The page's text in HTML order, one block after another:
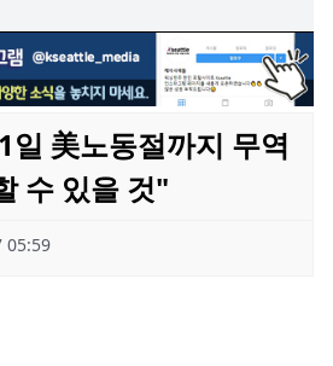
일 美노동절까지 무역
수 있을 것"
05:59